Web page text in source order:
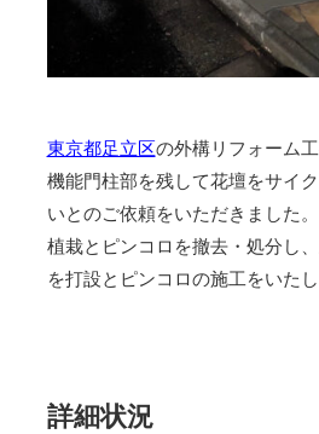
東京都足立区の外構リフォーム工
機能門柱部を残して花壇をサイ
いとのご依頼をいただきました。
植栽とピンコロを撤去・処分し
を打設とピンコロの施工をいたし
詳細状況